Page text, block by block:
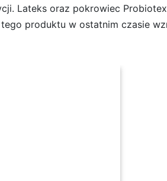
Lateks oraz pokrowiec
produktu w ostatnim czasie